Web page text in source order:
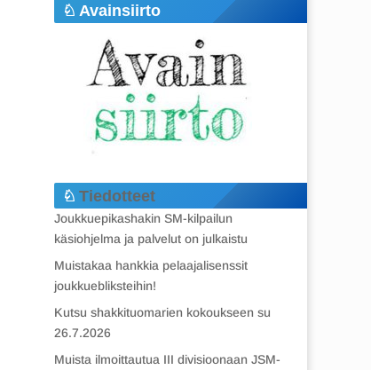
Avainsiirto
Tiedotteet
Joukkuepikashakin SM-kilpailun
käsiohjelma ja palvelut on julkaistu
Muistakaa hankkia pelaajalisenssit
joukkuebliksteihin!
Kutsu shakkituomarien kokoukseen su
26.7.2026
Muista ilmoittautua III divisioonaan JSM-